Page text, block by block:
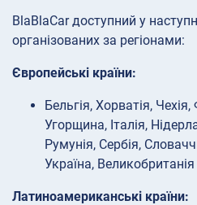
BlaBlaCar доступний у
організованих за регіонами:
Європейські країни:
Бельгія, Хорватія,
Угорщина, Італія,
Румунія, Сербія,
Україна, Великобританія
Латиноамериканські країни: